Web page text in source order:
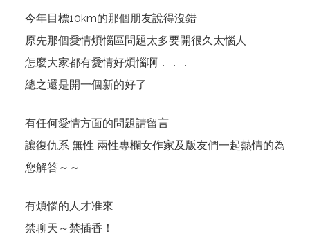
今年目標10km的那個朋友說得沒錯
原先那個愛情煩惱區問題太多要開很久太惱人
怎麼大家都有愛情好煩惱啊．．．
總之還是開一個新的好了
有任何愛情方面的問題請留言
讓復仇系無性兩性專欄女作家及版友們一起熱情的為
您解答～～
有煩惱的人才准來
禁聊天～禁插香！